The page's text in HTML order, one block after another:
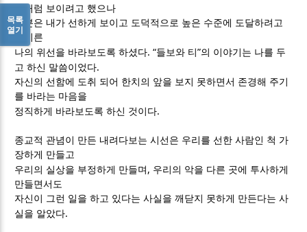
람처럼 보이려고 했으나
그분은 내가 선하게 보이고 도덕적으로 높은 수준에 도달하려고
저지른
나의 위선을 바라보도록 하셨다. “들보와 티”의 이야기는 나를 두
고 하신 말씀이었다.
자신의 선함에 도취 되어 한치의 앞을 보지 못하면서 존경해 주기
를 바라는 마음을
정직하게 바라보도록 하신 것이다.
종교적 관념이 만든 내려다보는 시선은 우리를 선한 사람인 척 가
장하게 만들고
우리의 실상을 부정하게 만들며 , 우리의 악을 다른 곳에 투사하게
만들면서도
자신이 그런 일을 하고 있다는 사실을 깨닫지 못하게 만든다는 사
실을 알았다.
목록
열기